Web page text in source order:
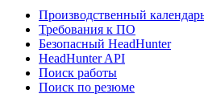
Производственный
Требования к ПО
Безопасный HeadHunter
HeadHunter API
Поиск работы
Поиск по резюме